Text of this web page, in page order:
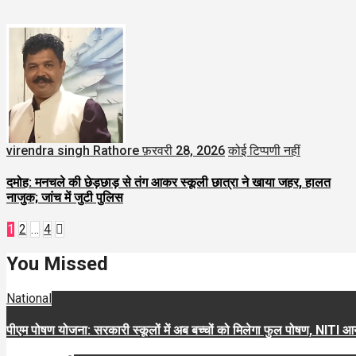
virendra singh Rathoreफ़रवरी 28, 2026 कोई टिप्पणी नहीं
दमोह: मनचले की छेड़छाड़ से तंग आकर स्कूली छात्रा ने खाया जहर, हालत
नाजुक; जांच में जुटी पुलिस
Posts
pagination
1 2 … 4
You Missed
National
पीएम पोषण योजना: सरकारी स्कूलों में अब बच्चों को मिलेगा फुल पोषण, NITI